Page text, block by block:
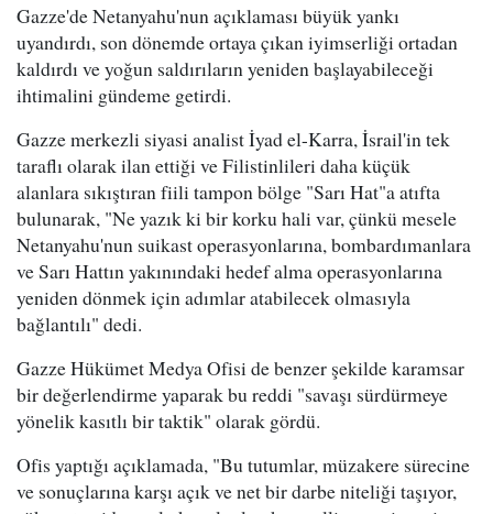
Gazze'de Netanyahu'nun açıklaması büyük yankı
uyandırdı, son dönemde ortaya çıkan iyimserliği ortadan
kaldırdı ve yoğun saldırıların yeniden başlayabileceği
ihtimalini gündeme getirdi.
Gazze merkezli siyasi analist İyad el-Karra, İsrail'in tek
taraflı olarak ilan ettiği ve Filistinlileri daha küçük
alanlara sıkıştıran fiili tampon bölge "Sarı Hat"a atıfta
bulunarak, "Ne yazık ki bir korku hali var, çünkü mesele
Netanyahu'nun suikast operasyonlarına, bombardımanlara
ve Sarı Hattın yakınındaki hedef alma operasyonlarına
yeniden dönmek için adımlar atabilecek olmasıyla
bağlantılı" dedi.
Gazze Hükümet Medya Ofisi de benzer şekilde karamsar
bir değerlendirme yaparak bu reddi "savaşı sürdürmeye
yönelik kasıtlı bir taktik" olarak gördü.
Ofis yaptığı açıklamada, "Bu tutumlar, müzakere sürecine
ve sonuçlarına karşı açık ve net bir darbe niteliği taşıyor,